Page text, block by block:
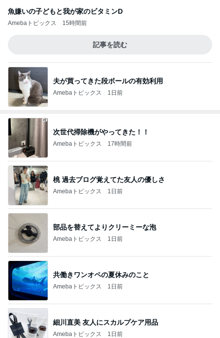
魚嫌いの子どもと我が家のビタミンD
Amebaトピックス 15時間前
記事を読む
夫が買ってきた段ボールの有効利用
Amebaトピックス 1日前
次世代掃除機がやってきた！！
Amebaトピックス 17時間前
桃 過去ブログ覚えてた友人の優しさ
Amebaトピックス 1日前
部品を替えてよりクリーミーな泡
Amebaトピックス 1日前
共働きワンオペの夏休みのこと
Amebaトピックス 1日前
細川直美 友人にスカルプケア用品
Amebaトピックス 1日前